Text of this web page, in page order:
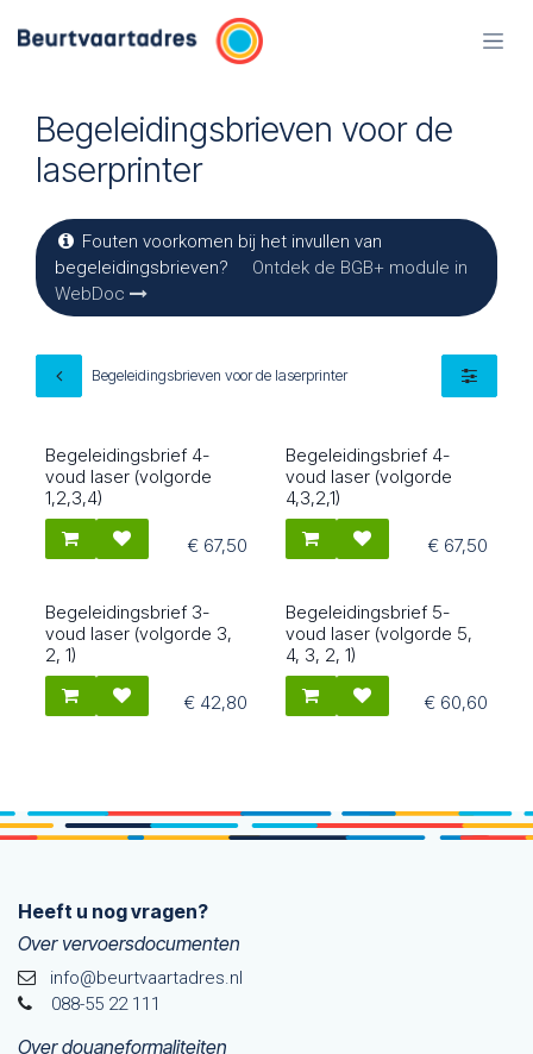
Begeleidingsbrieven voor de
laserprinter
Fouten voorkomen bij het invullen van
begeleidingsbrieven? Ontdek de BGB+ module in
WebDoc
Begeleidingsbrieven voor de laserprinter
5606 Meest gekozen
Begeleidingsbrief 4-
voud laser (volgorde
1,2,3,4)
€ 67,50
5604
Begeleidingsbrief 4-
voud laser (volgorde
4,3,2,1)
€ 67,50
5603
Begeleidingsbrief 3-
voud laser (volgorde 3,
2, 1)
€ 42,80
5605
Begeleidingsbrief 5-
voud laser (volgorde 5,
4, 3, 2, 1)
€ 60,60
Heeft u nog vragen?
Over vervoersdocumenten
info@beurtvaartadres.nl
088-55 22 111
Over douaneformaliteiten